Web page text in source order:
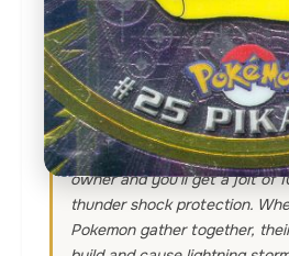
TEKST OP DE KAART
I choose you Pikachu! As
Pikachu makes a shocking
Pokemon master-to-be. This
Pokemon may look innocent,
owner and you'll get a jolt of
thunder shock protection.
Pokemon gather together,